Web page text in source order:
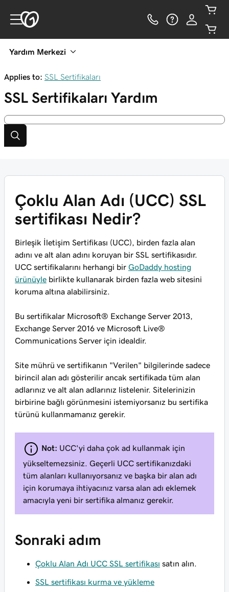
Yardım Merkezi
Applies to: SSL Sertifikaları
SSL Sertifikaları Yardım
Çoklu Alan Adı (UCC) SSL
sertifikası Nedir?
Birleşik İletişim Sertifikası (UCC), birden fazla alan
adını ve alt alan adını koruyan bir SSL sertifikasıdır.
UCC sertifikalarını herhangi bir GoDaddy hosting
ürünüyle birlikte kullanarak birden fazla web sitesini
koruma altına alabilirsiniz.
Bu sertifikalar Microsoft® Exchange Server 2013,
Exchange Server 2016 ve Microsoft Live®
Communications Server için idealdir.
Site mührü ve sertifikanın "Verilen" bilgilerinde sadece
birincil alan adı gösterilir ancak sertifikada tüm alan
adlarınız ve alt alan adlarınız listelenir. Sitelerinizin
birbirine bağlı görünmesini istemiyorsanız bu sertifika
türünü kullanmamanız gerekir.
Not: UCC'yi daha çok ad kullanmak için
yükseltemezsiniz. Geçerli UCC sertifikanızdaki
tüm alanları kullanıyorsanız ve başka bir alan adı
için korumaya ihtiyacınız varsa alan adı eklemek
amacıyla yeni bir sertifika almanız gerekir.
Sonraki adım
Çoklu Alan Adı UCC SSL sertifikası satın alın.
SSL sertifikası kurma ve yükleme